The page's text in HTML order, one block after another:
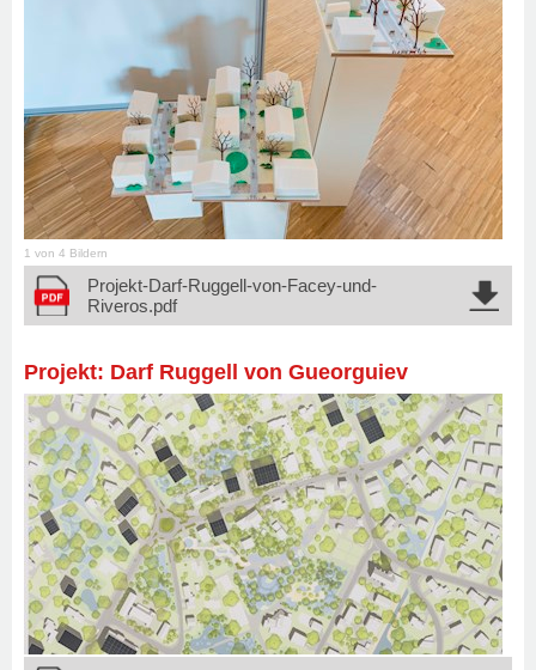
1 von 4 Bildern
Projekt-Darf-Ruggell-von-Facey-und-
Riveros.pdf
Projekt: Darf Ruggell von Gueorguiev